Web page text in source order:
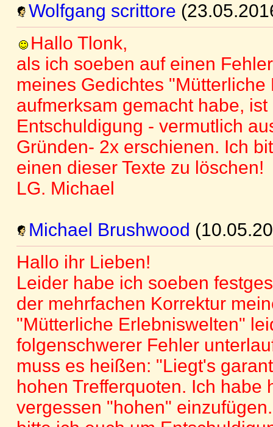
Wolfgang scrittore
Hallo Tlonk,
als ich soeben auf einen
meines Gedichtes
aufmerksam gemacht habe, ist
Entschuldigung - vermutlich
Gründen- 2x erschienen. Ich
einen dieser Texte zu löschen!
LG. Michael
Michael Brushwood
Hallo ihr Lieben!
Leider habe ich soeben
der mehrfachen Korrektur
"Mütterliche Erlebniswelten"
folgenschwerer Fehler
muss es heißen: "Liegt's
hohen Trefferquoten. Ich habe
vergessen "hohen"